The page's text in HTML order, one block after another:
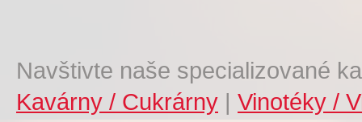
Navštivte naše specializované
Kavárny / Cukrárny | Vinotéky /